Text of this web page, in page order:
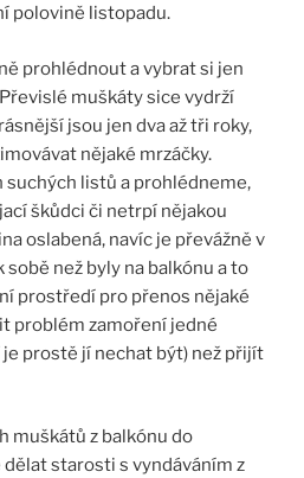
polovině listopadu.
prohlédnout a vybrat si jen
muškáty sice vydrží
jsou jen dva až tři roky,
nějaké mrzáčky.
suchých listů a prohlédneme,
škůdci či netrpí nějakou
oslabená, navíc je převážně v
než byly na balkónu a to
prostředí pro přenos nějaké
problém zamoření jedné
prostě jí nechat být) než přijít
muškátů z balkónu do
starosti s vyndáváním z